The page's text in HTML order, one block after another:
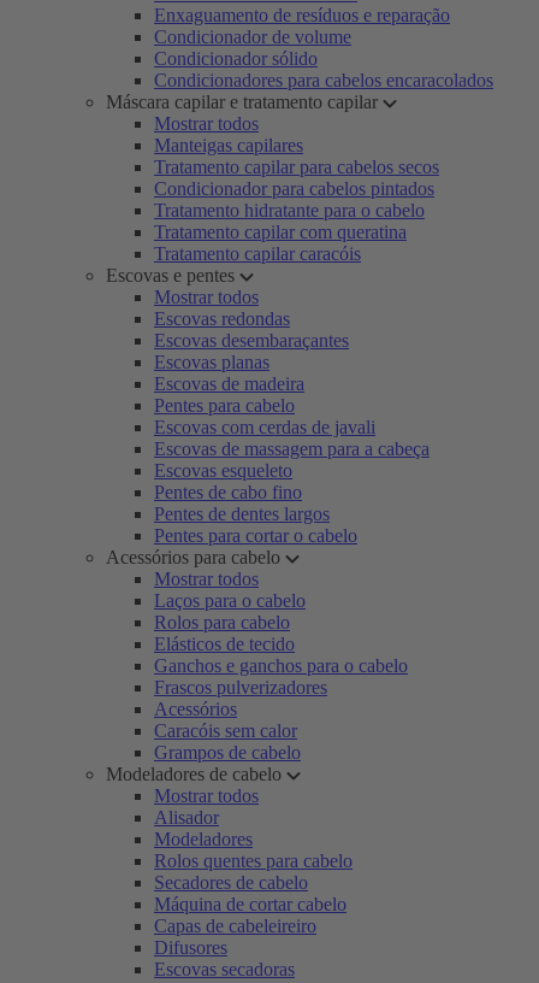
Enxaguamento de resíduos e reparação
Condicionador de volume
Condicionador sólido
Condicionadores para cabelos encaracolados
Máscara capilar e tratamento capilar
Mostrar todos
Manteigas capilares
Tratamento capilar para cabelos secos
Condicionador para cabelos pintados
Tratamento hidratante para o cabelo
Tratamento capilar com queratina
Tratamento capilar caracóis
Escovas e pentes
Mostrar todos
Escovas redondas
Escovas desembaraçantes
Escovas planas
Escovas de madeira
Pentes para cabelo
Escovas com cerdas de javali
Escovas de massagem para a cabeça
Escovas esqueleto
Pentes de cabo fino
Pentes de dentes largos
Pentes para cortar o cabelo
Acessórios para cabelo
Mostrar todos
Laços para o cabelo
Rolos para cabelo
Elásticos de tecido
Ganchos e ganchos para o cabelo
Frascos pulverizadores
Acessórios
Caracóis sem calor
Grampos de cabelo
Modeladores de cabelo
Mostrar todos
Alisador
Modeladores
Rolos quentes para cabelo
Secadores de cabelo
Máquina de cortar cabelo
Capas de cabeleireiro
Difusores
Escovas secadoras